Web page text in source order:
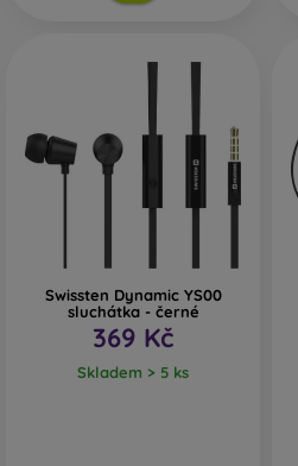
Swissten Dynamic YS00
sluchátka - černé
369 Kč
Skladem > 5 ks